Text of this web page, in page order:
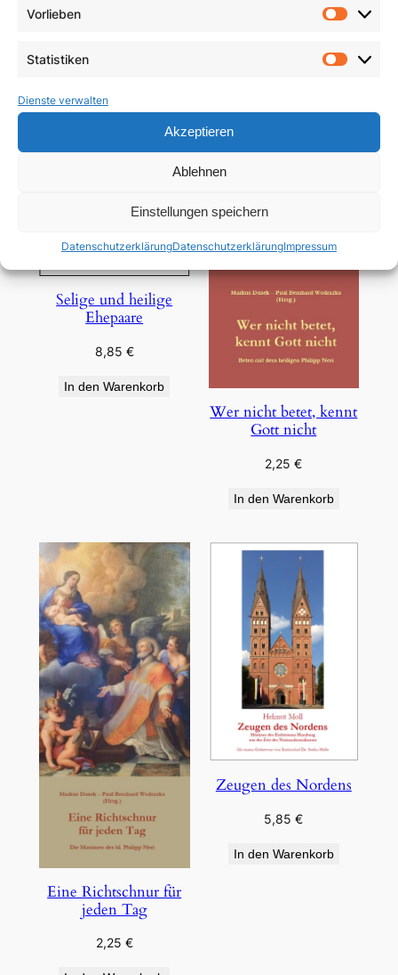
Vorlieben
Statistiken
Dienste verwalten
Akzeptieren
Ablehnen
Einstellungen speichern
DatenschutzerklärungDatenschutzerklärungImpressum
In den Warenkorb In den Warenkorb
Selige und heilige
Ehepaare
8,85 €
In den Warenkorb
Wer nicht betet, kennt
Gott nicht
2,25€
In den Warenkorb
Eine Richtschnur für
jeden Tag
2,25 €
Zeugen des Nordens
5,85€
In den Warenkorb